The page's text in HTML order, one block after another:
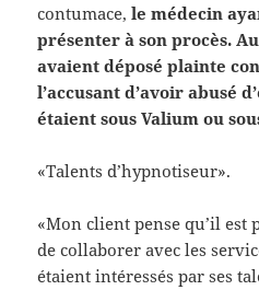
contumace, le médecin
présenter à son procès.
avaient déposé plainte
l’accusant d’avoir abusé
étaient sous Valium ou
«Talents d’hypnotiseur».
«Mon client pense qu’il
de collaborer avec les
étaient intéressés par ses